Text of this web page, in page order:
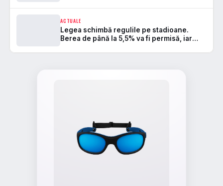
ACTUALE
Legea schimbă regulile pe stadioane.
Berea de până la 5,5% va fi permisă, iar